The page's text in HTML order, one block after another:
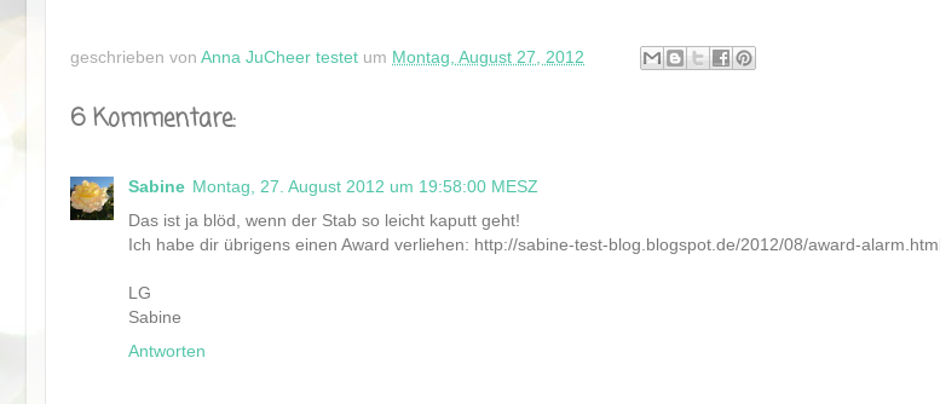
geschrieben von Anna JuCheer testet um Montag, August 27, 2012
6 Kommentare:
Sabine Montag, 27. August 2012 um 19:58:00 MESZ
Das ist ja blöd, wenn der Stab so leicht kaputt geht!
Ich habe dir übrigens einen Award verliehen: http://sabine-test-blog.blogspot.de/2012/08/award-alarm.html
LG
Sabine
Antworten